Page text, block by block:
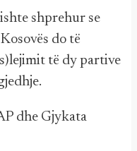
shprehur se
do të
të dy partive
dhe Gjykata